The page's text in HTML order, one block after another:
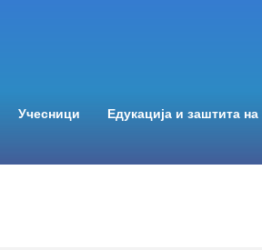
Учесници Едукација и заштита